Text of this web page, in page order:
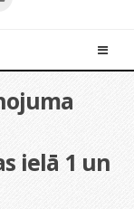
ielā 1 un